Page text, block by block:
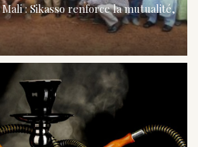
: Sikasso renforce la mutualité,